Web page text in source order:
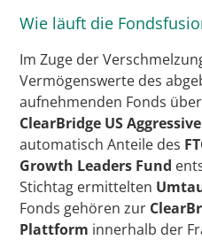
Wie läuft die
Im Zuge der
Vermögenswerte des
aufnehmenden Fonds
ClearBridge US
automatisch Anteile des
Growth Leaders Fund
Stichtag ermittelten
Fonds gehören zur
Plattform innerhalb der